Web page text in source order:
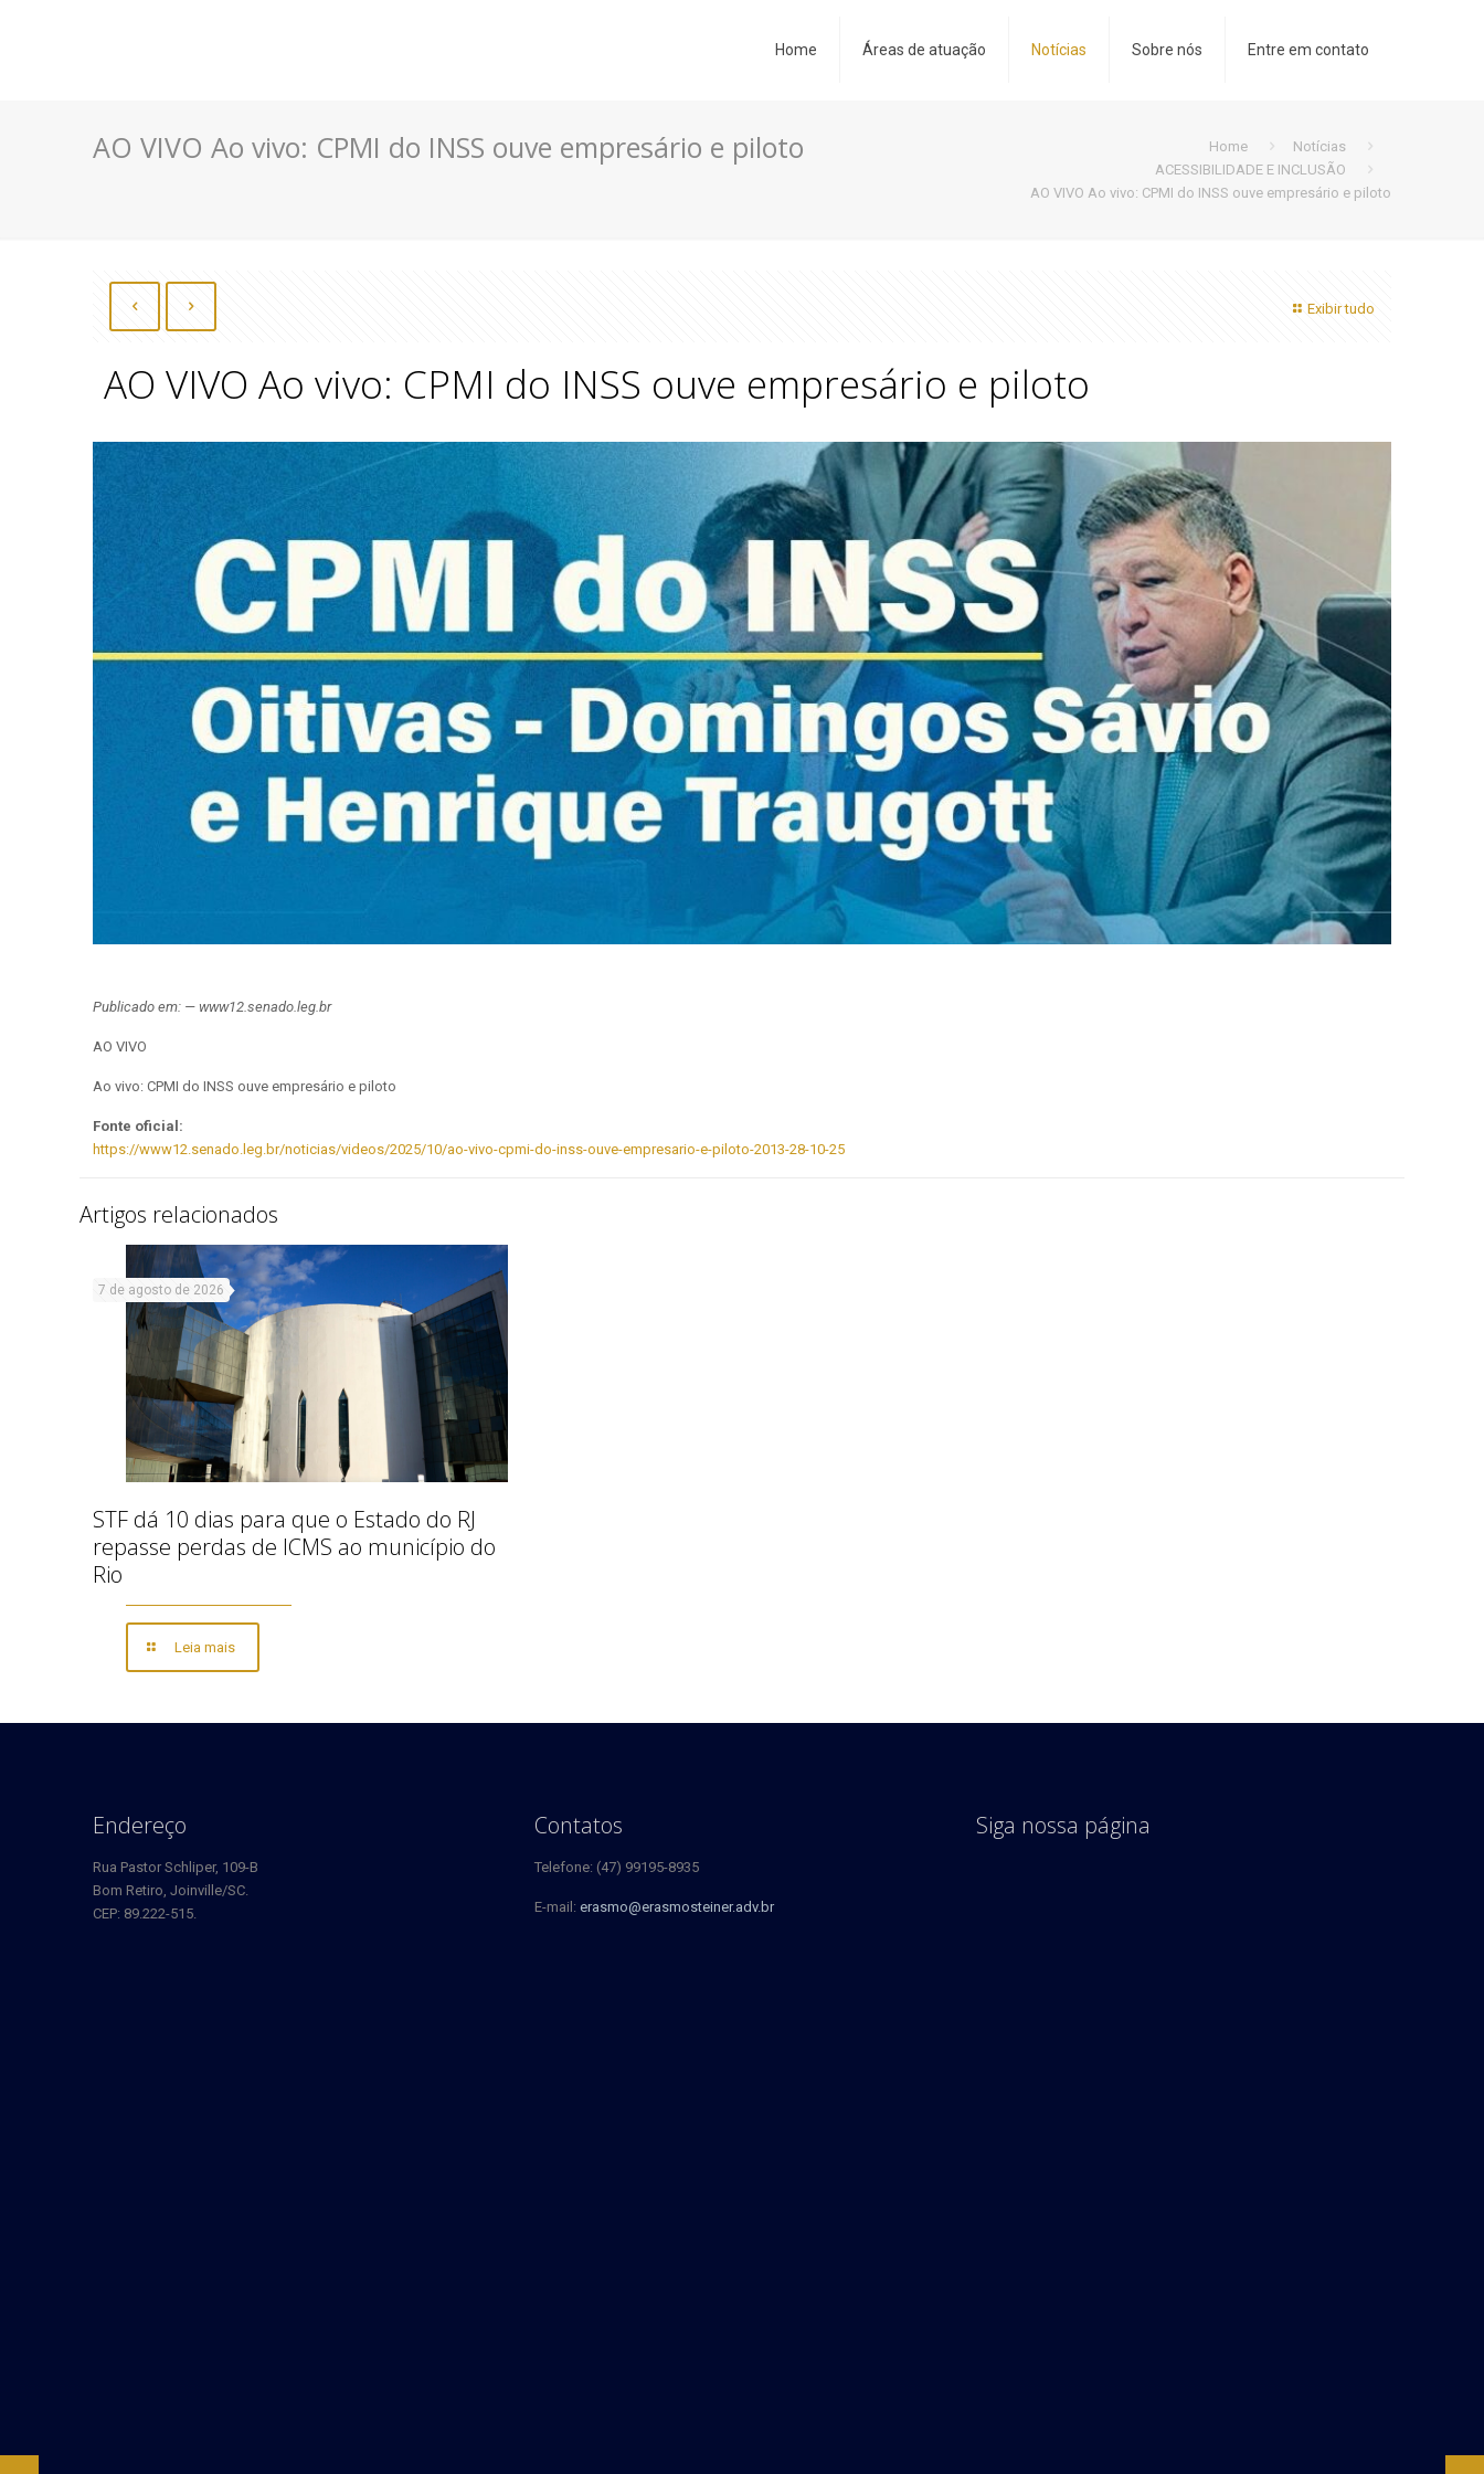
Home Áreas de atuação Notícias Sobre nós Entre em contato
AO VIVO Ao vivo: CPMI do INSS ouve empresário e piloto Home
Notícias
ACESSIBILIDADE E INCLUSÃO
AO VIVO Ao vivo: CPMI do INSS ouve empresário e piloto
Exibir tudo
AO VIVO Ao vivo: CPMI do INSS ouve empresário e piloto
Publicado em: — www12.senado.leg.br
AO VIVO
Ao vivo: CPMI do INSS ouve empresário e piloto
Fonte oficial:
https://www12.senado.leg.br/noticias/videos/2025/10/ao-vivo-cpmi-do-inss-ouve-empresario-e-piloto-2013-28-10-25
Artigos relacionados
7 de agosto de 2026
STF dá 10 dias para que o Estado do RJ
repasse perdas de ICMS ao município do
Rio
Leia mais
Endereço
Rua Pastor Schliper, 109-B
Bom Retiro, Joinville/SC.
CEP: 89.222-515.
Contatos
Telefone: (47) 99195-8935
E-mail: erasmo@erasmosteiner.adv.br
Siga nossa página